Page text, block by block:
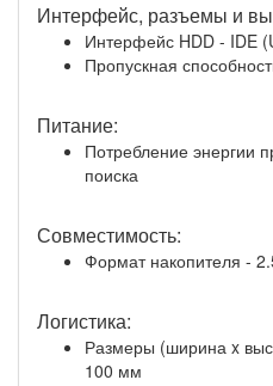
Интерфейс, разъемы и
Интерфейс HDD - IDE
Пропускная
Питание:
Потребление энергии
поиска
Совместимость:
Формат накопителя -
Логистика:
Размеры (ширина x
100 мм